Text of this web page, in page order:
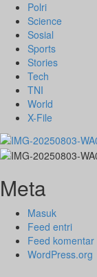
Polri
Science
Sosial
Sports
Stories
Tech
TNI
World
X-File
Meta
Masuk
Feed entri
Feed komentar
WordPress.org